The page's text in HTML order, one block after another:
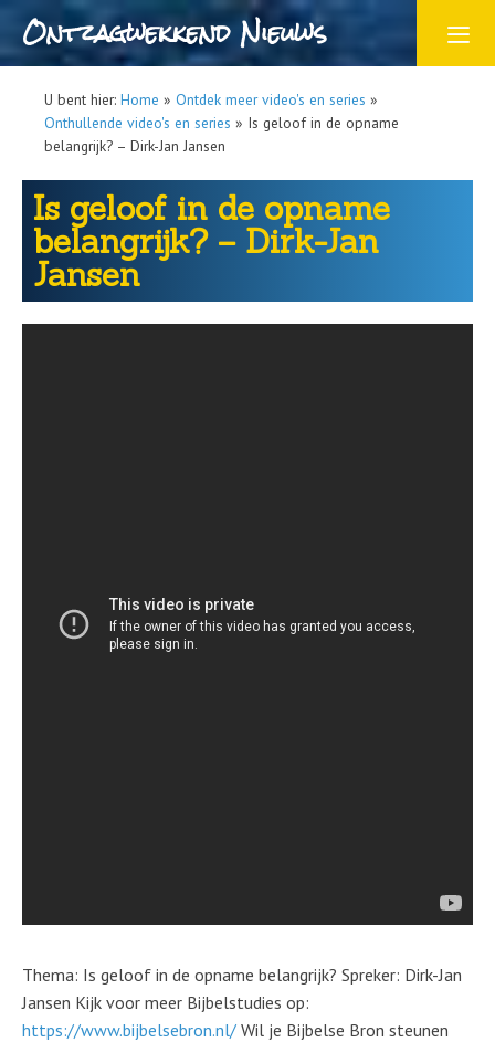
Ontzagwekkend Nieuws
U bent hier: Home » Ontdek meer video's en series »
Onthullende video's en series » Is geloof in de opname
belangrijk? – Dirk-Jan Jansen
Is geloof in de opname
belangrijk? – Dirk-Jan
Jansen
Thema: Is geloof in de opname belangrijk? Spreker: Dirk-Jan
Jansen Kijk voor meer Bijbelstudies op:
https://www.bijbelsebron.nl/ Wil je Bijbelse Bron steunen